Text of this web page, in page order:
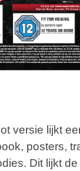
versie lijkt
posters,
Dit lijkt